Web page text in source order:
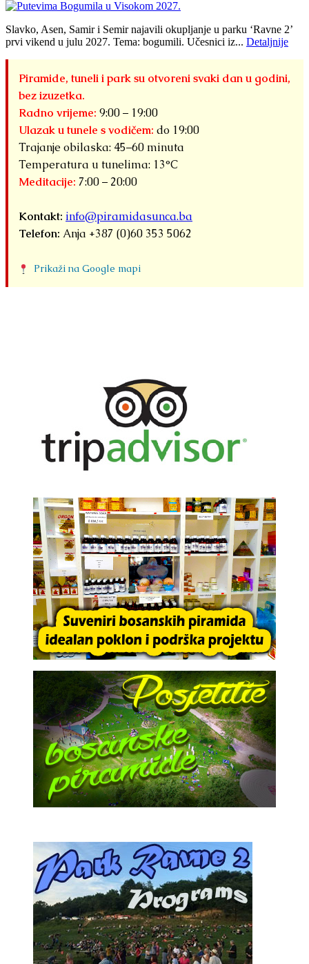
Slavko, Asen, Samir i Semir najavili okupljanje u parku ‘Ravne 2’
prvi vikend u julu 2027. Tema: bogumili. Učesnici iz... Detaljnije
Piramide, tuneli i park su otvoreni svaki dan u godini,
bez izuzetka.
Radno vrijeme: 9:00 – 19:00
Ulazak u tunele s vodičem: do 19:00
Trajanje obilaska: 45–60 minuta
Temperatura u tunelima: 13°C
Meditacije: 7:00 – 20:00
Kontakt: info@piramidasunca.ba
Telefon: Anja +387 (0)60 353 5062
Prikaži na Google mapi